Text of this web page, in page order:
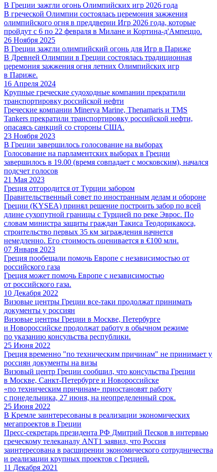
В Греции зажгли огонь Олимпийских игр 2026 года
В греческой Олимпии состоялась церемония зажжения
олимпийского огня в преддверии Игр 2026 года, которые
пройдут с 6 по 22 февраля в Милане и Кортина-д'Ампеццо.
26 Ноября 2025
В Греции зажгли олимпийский огонь для Игр в Париже
В Древней Олимпии в Греции состоялась традиционная
церемония зажжения огня летних Олимпийских игр
в Париже.
16 Апреля 2024
Крупные греческие судоходные компании прекратили
транспортировку российской нефти
Греческие компании Minerva Marine, Thenamaris и TMS
Tankers прекратили транспортировку российской нефти,
опасаясь санкций со стороны США.
23 Ноября 2023
В Греции завершилось голосование на выборах
Голосование на парламентских выборах в Греции
завершилось в 19.00 (время совпадает с московским), начался
подсчет голосов
21 Мая 2023
Греция отгородится от Турции забором
Правительственный совет по иностранным делам и обороне
Греции (KYSEA) принял решение построить забор по всей
длине сухопутной границы с Турцией по реке Эврос. По
словам министра защиты граждан Такиса Теодорикакоса,
строительство первых 35 км заграждения начнется
немедленно. Его стоимость оценивается в €100 млн.
07 Января 2023
Греция пообещали помочь Европе с независимостью от
российского газа
Греция может помочь Европе с независимостью
от российского газа.
10 Декабря 2022
Визовые центры Греции все-таки продолжат принимать
документы у россиян
Визовые центры Греции в Москве, Петербурге
и Новороссийске продолжат работу в обычном режиме
по указанию консульства республики.
25 Июня 2022
Греция временно "по техническим причинам" не принимает у
россиян документы на визы
Визовый центр Греции сообщил, что консульства Греции
в Москве, Санкт-Петербурге и Новороссийске
«по техническим причинам» приостановят работу
с понедельника, 27 июня, на неопределенный срок.
25 Июня 2022
В Кремле заинтересованы в реализации экономических
мегапроектов в Греции
Пресс-секретарь президента РФ Дмитрий Песков в интервью
греческому телеканалу ANT1 заявил, что Россия
заинтересована в расширении экономического сотрудничества
и реализации крупных проектов с Грецией.
11 Декабря 2021